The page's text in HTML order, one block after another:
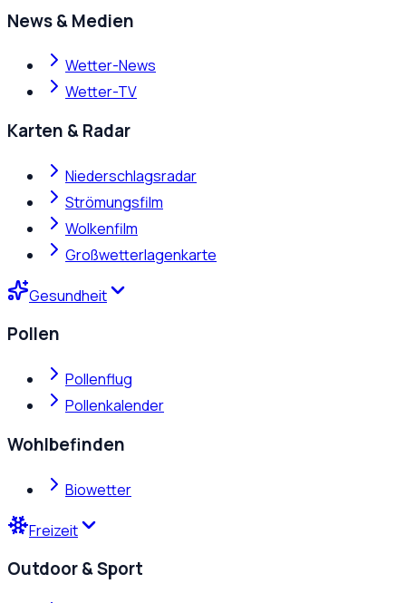
News & Medien
Wetter-News
Wetter-TV
Karten & Radar
Niederschlagsradar
Strömungsfilm
Wolkenfilm
Großwetterlagenkarte
Gesundheit
Pollen
Pollenflug
Pollenkalender
Wohlbefinden
Biowetter
Freizeit
Outdoor & Sport